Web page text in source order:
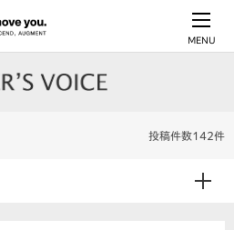
MENU
投稿件数142件